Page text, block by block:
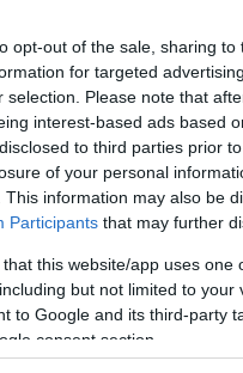
opt-out of the sale, sharing
for targeted
selection. Please note that
interest-based ads based
to third parties prior
of your personal
This information may also be
Participants that may further
that this website/app uses
but not limited to
to Google and its third-party
consent section.
στις 16 και 17
η
την
σκηνοθεσία Έλλης
Τέμενος Οσμάν
η
νιάτα,
σκηνοθεσία